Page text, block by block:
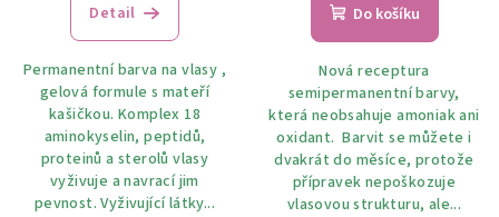
Detail
Permanentní barva na vlasy ,
gelová formule s mateří
kašičkou. Komplex 18
aminokyselin, peptidů,
proteinů a sterolů vlasy
vyživuje a navrací jim
pevnost. Vyživující látky...
Do košíku
Nová receptura
semipermanentní barvy,
která neobsahuje amoniak ani
oxidant. Barvit se můžete i
dvakrát do měsíce, protože
přípravek nepoškozuje
vlasovou strukturu, ale...